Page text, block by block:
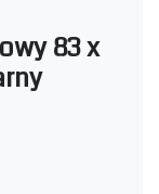
83 x